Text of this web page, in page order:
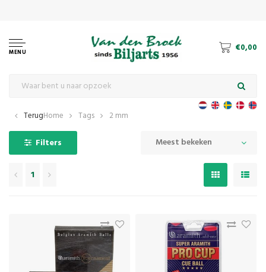
MENU €0,00
TerugHome Tags 2 mm
Filters Meest bekeken
1